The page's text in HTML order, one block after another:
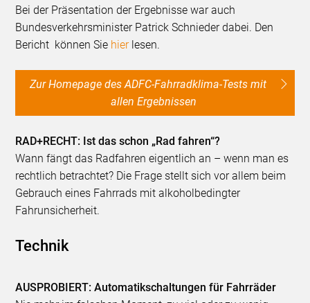
Bei der Präsentation der Ergebnisse war auch
Bundesverkehrsminister Patrick Schnieder dabei. Den
Bericht können Sie hierlesen.
Zur Homepage des ADFC-Fahrradklima-Tests mit
allen Ergebnissen
RAD+RECHT: Ist das schon „Rad fahren“?
Wann fängt das Radfahren eigentlich an – wenn man es
rechtlich betrachtet? Die Frage stellt sich vor allem beim
Gebrauch eines Fahrrads mit alkoholbedingter
Fahrunsicherheit.
Technik
AUSPROBIERT: Automatikschaltungen für Fahrräder